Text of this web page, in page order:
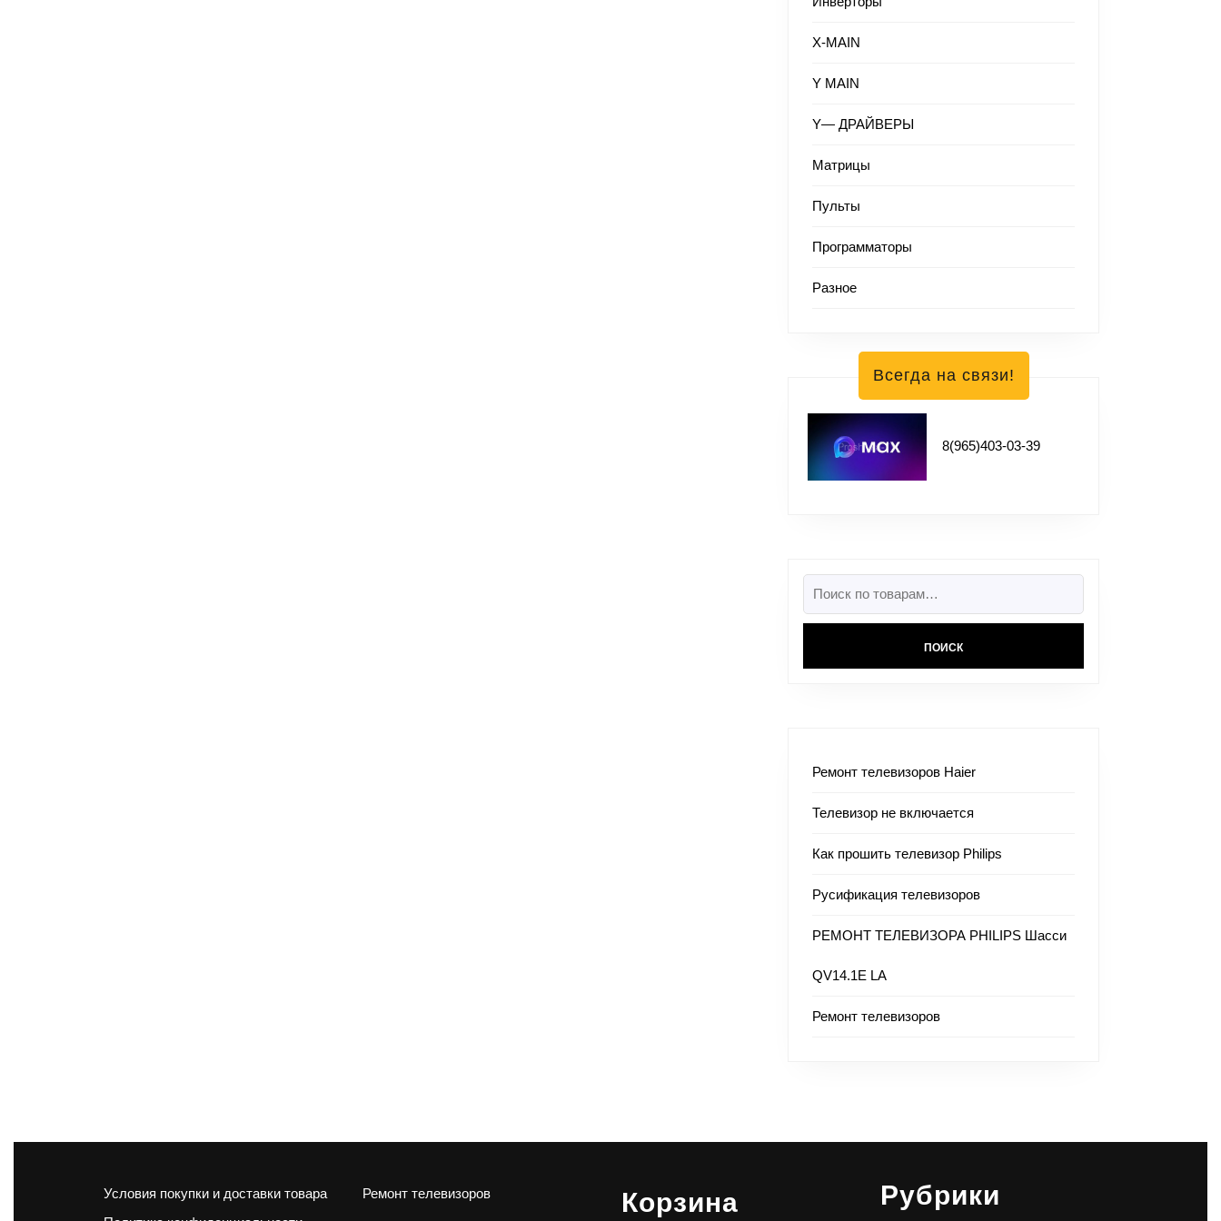
X-MAIN
Y MAIN
Y— ДРАЙВЕРЫ
Матрицы
Пульты
Программаторы
Разное
Всегда на связи!
8(965)403-03-39
ПОИСК
Ремонт телевизоров Haier
Телевизор не включается
Как прошить телевизор Philips
Русификация телевизоров
РЕМОНТ ТЕЛЕВИЗОРА PHILIPS Шасси
QV14.1E LA
Ремонт телевизоров
Условия покупки и доставки товара
Ремонт телевизоров Корзина Рубрики